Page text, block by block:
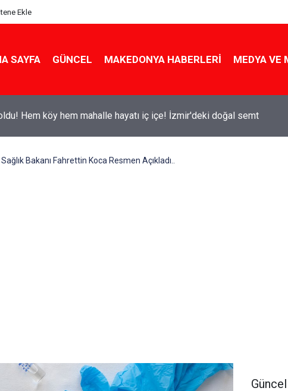
Ekle
SAYFA GÜNCEL MAKEDONYA HABERLERI MEDYA VE
Hem köy hem mahalle hayatı iç içe! İzmir'deki doğal semt
Bakanı Fahrettin Koca Resmen Açıkladı..
Güncel